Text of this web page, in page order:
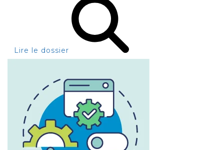
Lire le dossier